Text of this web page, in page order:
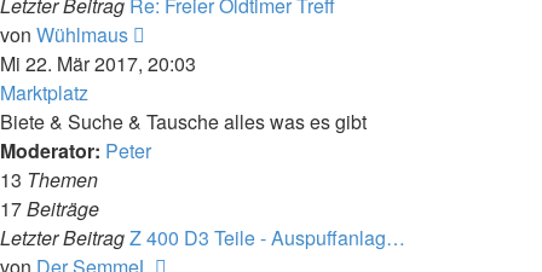
von Wühlmaus
Beitrag
Mi 22. Mär 2017, 20:03
Marktplatz
Biete & Suche & Tausche alles was es gibt
Moderator: Peter
13 Themen
17Beiträge
Letzter BeitragZ 400 D3 Teile - Auspuffanlag…